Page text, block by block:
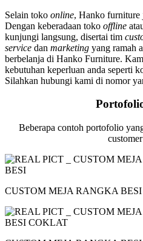
Selain toko online, Hanko
Dengan keberadaan toko offline
kunjungi langsung, disertai tim
service dan marketing yang ramah
berbelanja di Hanko Furniture.
kebutuhan keperluan anda seperti
Silahkan hubungi kami di nomor
Beberapa contoh portofolio
CUSTOM MEJA RANGKA BESI